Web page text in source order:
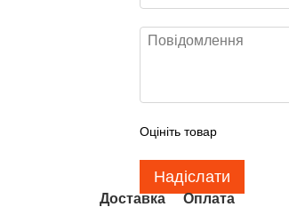
Оцініть товар
Надіслати
Доставка Оплата